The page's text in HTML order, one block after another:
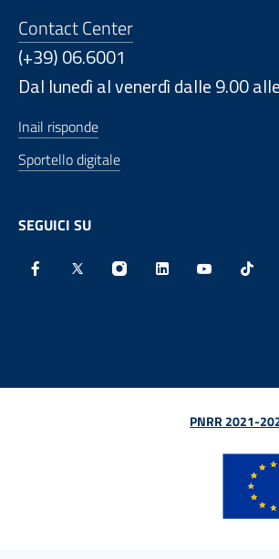
Contact Center
(+39) 06.6001
Dal lunedì al venerdì dalle 9.00
Inail risponde
Sportello digitale
SEGUICI SU
PNRR 2021-